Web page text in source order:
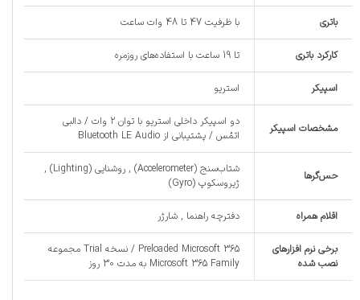
باتری با ظرفیت 47 تا 48 وات ساعت
کارکرد باتری تا 19 ساعت با استفاده‌های روزمره
اسپیکر استریو
مشخصات اسپیکر
دو اسپیکر داخلی استریو با توان 2 وات / دالبی
اتمُس / پشتیبانی از Bluetooth LE Audio
حس‌گرها
شتاب‌سنج (Accelerometer) , روشنایی (Lighting) ,
ژیروسکوپ (Gyro)
اقلام همراه دفترچه‌ راهنما , شارژر
برخی نرم افزارهای
نصب شده
Preloaded Microsoft 365 / نسخه Trial مجموعه
Microsoft 365 Family به مدت 30 روز